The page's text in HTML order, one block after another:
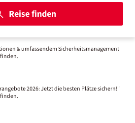
Reise finden
& umfassendem Sicherheitsmanagement
2026: Jetzt die besten Plätze sichern!"